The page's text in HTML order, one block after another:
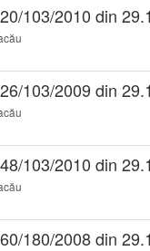
103/2010 din
103/2009 din
103/2010 din
180/2008 din